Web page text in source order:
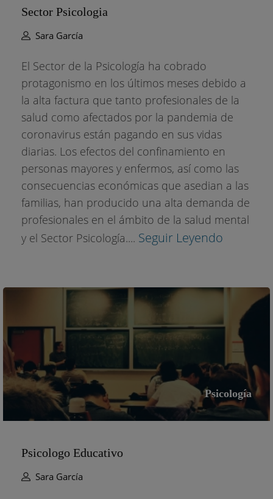
Sector Psicologia
Sara García
El Sector de la Psicología ha cobrado
protagonismo en los últimos meses debido a
la alta factura que tanto profesionales de la
salud como afectados por la pandemia de
coronavirus están pagando en sus vidas
diarias. Los efectos del confinamiento en
personas mayores y enfermos, así como las
consecuencias económicas que asedian a las
familias, han producido una alta demanda de
profesionales en el ámbito de la salud mental
y el Sector Psicología.... Seguir Leyendo
Psicología
Psicologo Educativo
Sara García